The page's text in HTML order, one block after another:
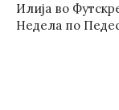
Илија во
Недела по